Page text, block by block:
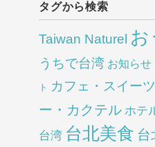
タグから検索
Taiwan Naturel お
うちで台湾 お知らせ
ト カフェ・スイーツ
ー・カクテル ホテ
台湾 台北美食 台